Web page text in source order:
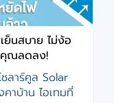
ย็นสบาย ไม่ง้อ
คุณลดลง!
ลาร์คูล Solar
าบ้าน ไอเทมที่